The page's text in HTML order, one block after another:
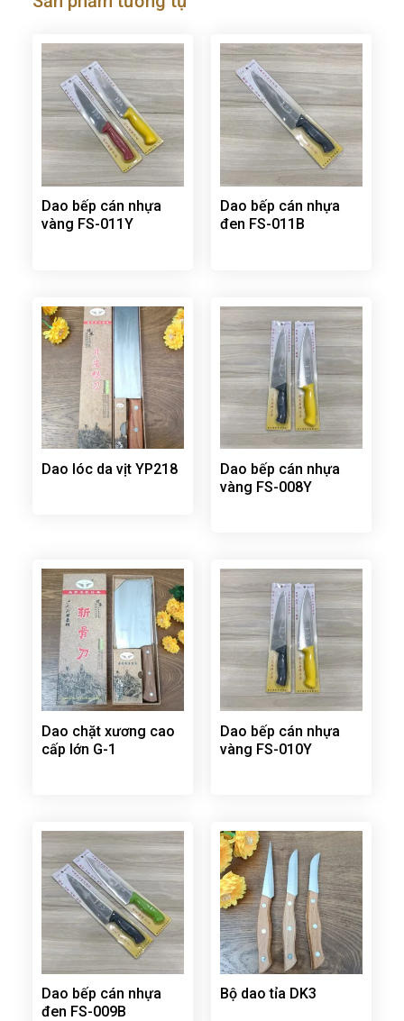
Dao bếp cán nhựa
vàng FS-011Y
Dao bếp cán nhựa
đen FS-011B
Dao lóc da vịt YP218
Dao bếp cán nhựa
vàng FS-008Y
Dao chặt xương cao
cấp lớn G-1
Dao bếp cán nhựa
vàng FS-010Y
Dao bếp cán nhựa
đen FS-009B
Bộ dao tỉa DK3